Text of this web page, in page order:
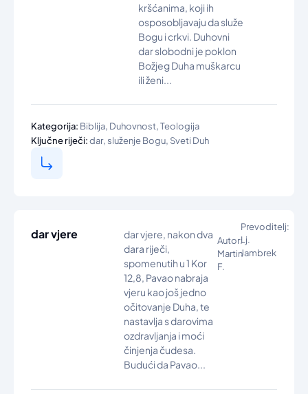
kršćanima, koji ih
osposobljavaju da služe
Bogu i crkvi. Duhovni
dar slobodni je poklon
Božjeg Duha muškarcu
ili ženi...
Kategorija: Biblija, Duhovnost,Teologija
Ključne riječi:dar,služenje Bogu, Sveti Duh
dar vjere
dar vjere, nakon dva
dara riječi,
spomenutih u 1 Kor
12,8, Pavao nabraja
vjeru kao još jedno
očitovanje Duha, te
nastavlja s darovima
ozdravljanja i moći
činjenja čudesa.
Budući da Pavao...
Autor:
Martin
F.
Prevoditelj:
Lj.
Jambrek